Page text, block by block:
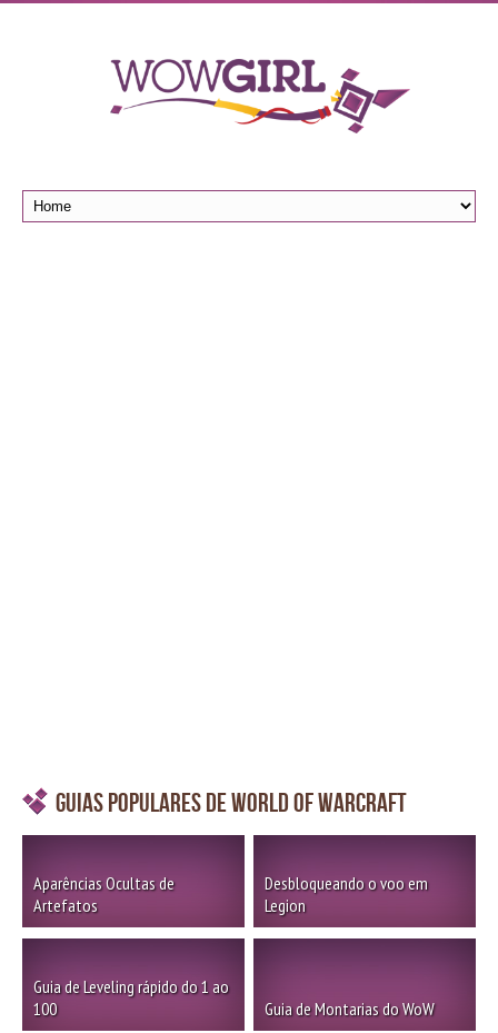
Guias Populares de World of Warcraft
Aparências Ocultas de
Artefatos
Desbloqueando o voo em
Legion
Guia de Leveling rápido do 1 ao
100
Guia de Montarias do WoW